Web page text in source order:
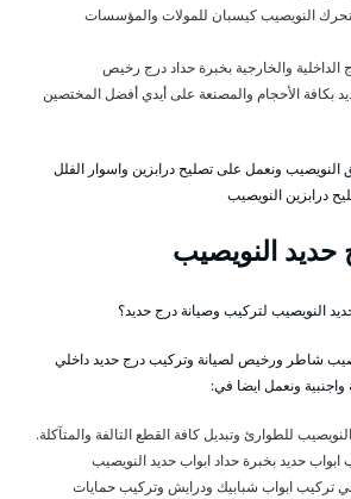
النويصيب كيسبان للمولات والمؤسسات
الداخلية والخارجية بخبرة حداد درج رخيص
بكافة الأحجام والمصنعة على أيدي أفضل المختصين
ونعمل على تصليح درابزين واسوار الفلل
درابزين النويصيب
النويصيب
النويصيب لتركيب وصيانة درج حديد؟
شاطر ورخيص لصيانة وتركيب درج حديد داخلي
ونعمل ايضا في:
للطوارئ وتبديل كافة القطع التالفة والمتآكلة.
حديد بخبرة حداد ابواب حديد النويصيب
تركيب ابواب شبابيك ودرايش وتركيب حمايات